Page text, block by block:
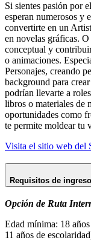
Si sientes pasión por
esperan numerosos y
convertirte en un
en novelas gráficas.
conceptual y
o animaciones.
Personajes, creando
background para
podrían llevarte a
libros o materiales de
oportunidades como
te permite moldear tu
Visita el sitio web del
Requisitos de ingreso
Opción de Ruta
Edad mínima: 18
11 años de